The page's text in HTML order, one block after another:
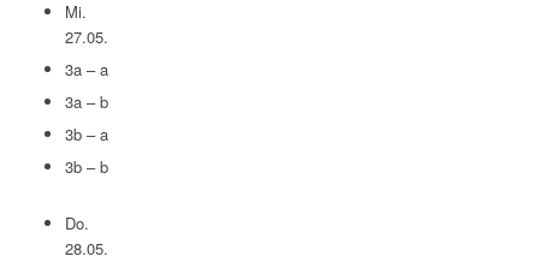
Mi.
27.05.
3a – a
3a – b
3b – a
3b – b
Do.
28.05.